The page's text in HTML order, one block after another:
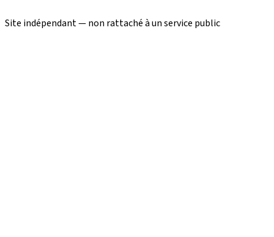
Site indépendant — non rattaché à un service public